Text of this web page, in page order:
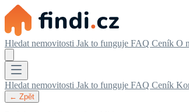
Hledat nemovitosti Jak to funguje FAQ Ceník O
Hledat nemovitosti Jak to funguje FAQ Ceník
← Zpět